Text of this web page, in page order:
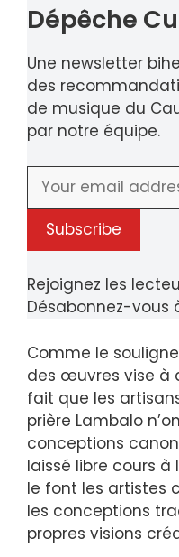
Dépêche
Une newsletter
des
de musique du
par notre équipe.
Rejoignez les
Désabonnez-vous
Comme le
des œuvres vise à
fait que les
prière Lambalo
conceptions
laissé libre cours
le font les artistes
les conceptions
propres visions